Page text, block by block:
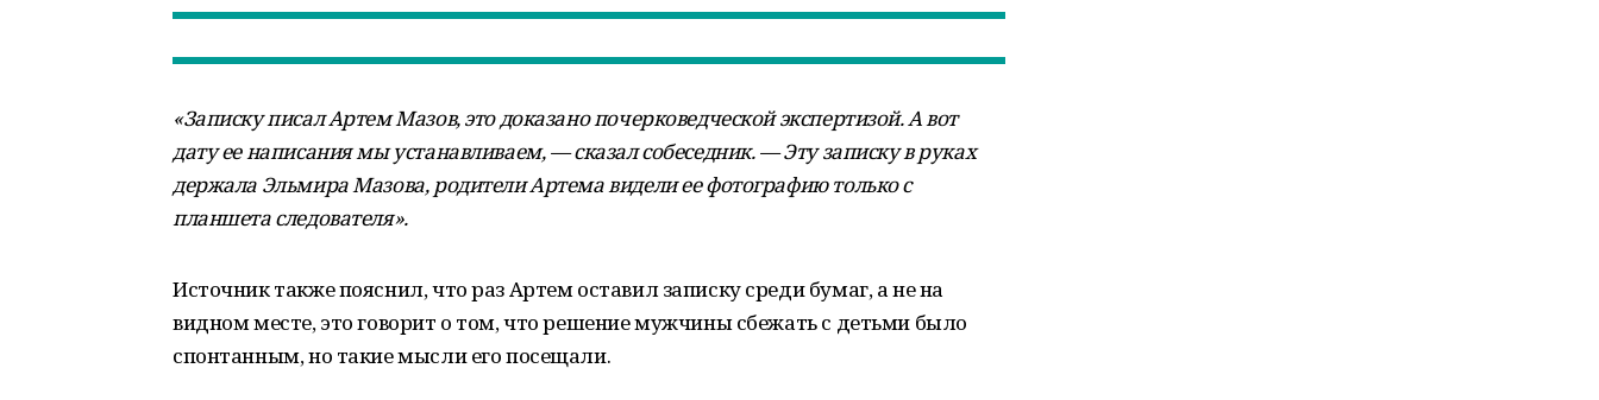
«Записку писал Артем Мазов, это доказано почерковедческой экспертизой. А вот
дату ее написания мы устанавливаем, — сказал собеседник. — Эту записку в руках
держала Эльмира Мазова, родители Артема видели ее фотографию только с
планшета следователя».
Источник также пояснил, что раз Артем оставил записку среди бумаг, а не на
видном месте, это говорит о том, что решение мужчины сбежать с детьми было
спонтанным, но такие мысли его посещали.